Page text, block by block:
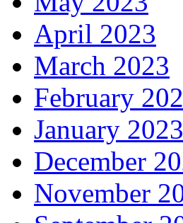
April 2023
March 2023
February
January 2023
December
November